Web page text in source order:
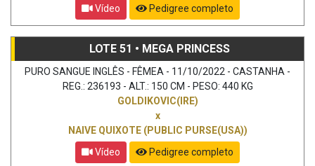
Vídeo
Pedigree completo
LOTE 51 • MEGA PRINCESS
PURO SANGUE INGLÊS - FÊMEA - 11/10/2022 - CASTANHA -
REG.: 236193 - ALT.: 150 CM - PESO: 440 KG
GOLDIKOVIC(IRE)
x
NAIVE QUIXOTE (PUBLIC PURSE(USA))
Vídeo
Pedigree completo